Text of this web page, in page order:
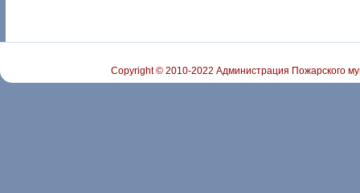
Copyright © 2010-2022 Администрация Пожарского